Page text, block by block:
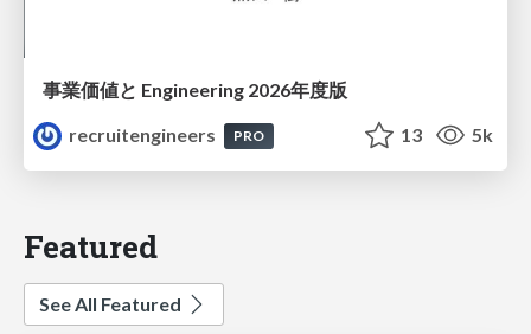
事業価値と Engineering 2026年度版
recruitengineers
PRO 13 5k
Featured
See All Featured